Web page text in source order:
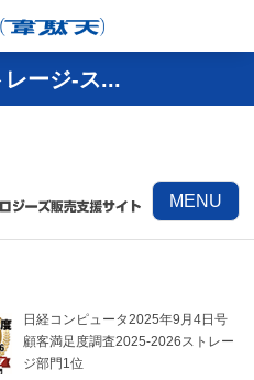
ージ-ス...
MENU
日経コンピュータ2025年9月4日号
顧客満足度調査2025-2026ストレー
ジ部門1位